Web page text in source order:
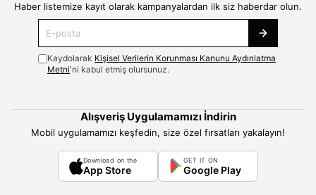
Haber listemize kayıt olarak kampanyalardan ilk siz haberdar olun.
Kaydolarak Kişisel Verilerin Korunması Kanunu Aydınlatma
Metni'ni kabul etmiş olursunuz.
Alışveriş Uygulamamızı İndirin
Mobil uygulamamızı keşfedin, size özel fırsatları yakalayın!
Download on the
App Store
GET IT ON
Google Play